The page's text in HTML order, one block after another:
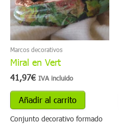
Marcos decorativos
Miral en Vert
41,97€ IVA incluido
Añadir al carrito
Conjunto decorativo formado